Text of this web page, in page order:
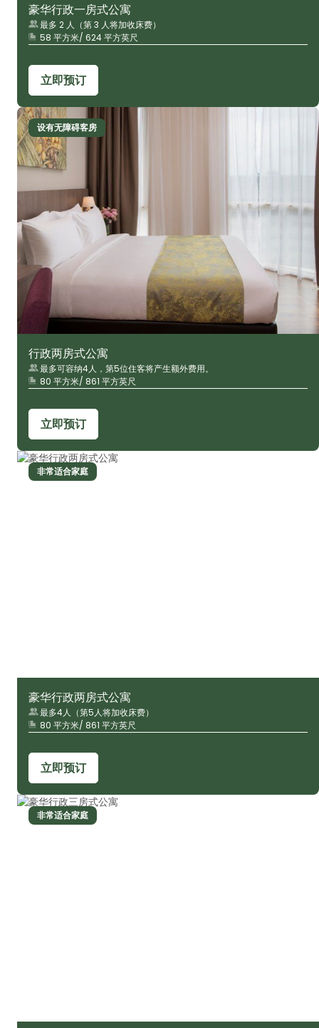
豪华行政一房式公寓
最多 2 人（第 3 人将加收床费）
58 平方米/ 624 平方英尺
立即预订
设有无障碍客房
行政两房式公寓
最多可容纳4人，第5位住客将产生额外费用。
80 平方米/ 861 平方英尺
立即预订
非常适合家庭
豪华行政两房式公寓
最多4人（第5人将加收床费）
80 平方米/ 861 平方英尺
立即预订
非常适合家庭